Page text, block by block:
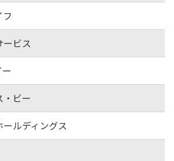
フ
ービス
・ビー
ールディングス